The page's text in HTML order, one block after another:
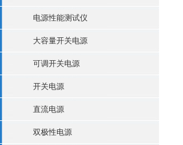
电源性能测试仪
大容量开关电源
可调开关电源
开关电源
直流电源
双极性电源